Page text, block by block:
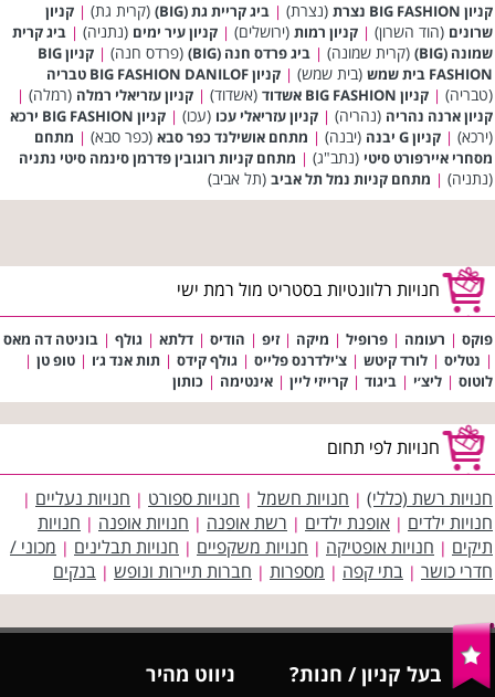
קניון BIG FASHION נצרת
(נצרת) | ביג קריית גת (BIG) (קרית גת) | קניון
שרונים (הוד השרון) | קניון רמות (ירושלים) | קניון עיר ימים (נתניה) | ביג קרית
שמונה (BIG)
(קרית שמונה) | ביג פרדס חנה (BIG) (פרדס חנה) |
קניון BIG
FASHION בית שמש
(בית שמש) | קניון BIG FASHION DANILOF טבריה
(טבריה) | קניון BIG FASHION אשדוד (אשדוד) | קניון עזריאלי רמלה (רמלה) |
קניון ארנה נהריה (נהריה) | קניון עזריאלי עכו (עכו) | קניון BIG FASHION ירכא
(ירכא) | קניון G יבנה (יבנה) | מתחם אושילנד כפר סבא (כפר סבא) | מתחם
מסחרי איירפורט סיטי (נתב"ג) | מתחם קניות רוגובין פדרמן סינמה סיטי נתניה
(נתניה) | מתחם קניות נמל תל אביב (תל אביב)
חנויות רלוונטיות בסטריט מול רמת ישי
פוקס | רעומה | פרופיל | מיקה | זיפ | הודיס | דלתא | גולף | בוניטה דה מאס
| נטליס | לורד קיטש | צ'ילדרנס פלייס | גולף קידס | תות אנד ג׳ו | טופ טן |
לוטוס | ליצ׳י | ביגוד | קרייזי ליין | אינטימה | כותון
חנויות לפי תחום
חנויות רשת (כללי) | חנויות חשמל | חנויות ספורט | חנויות נעליים |
חנויות ילדים | אופנת ילדים | רשת אופנה | חנויות אופנה | חנויות
תיקים | חנויות אופטיקה | חנויות משקפיים | חנויות תבלינים | מכוני /
חדרי כושר | בתי קפה | מספרות | חברות תיירות ונופש | בנקים
בעל קניון / חנות?
ניווט מהיר